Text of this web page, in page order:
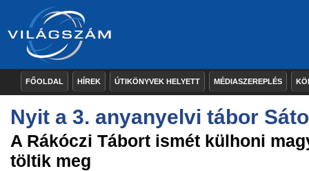
FŐOLDAL HÍREK ÚTIKÖNYVEK HELYETT MÉDIASZEREPLÉS
Nyit a 3. anyanyelvi tábor
A Rákóczi Tábort ismét külhoni
töltik meg